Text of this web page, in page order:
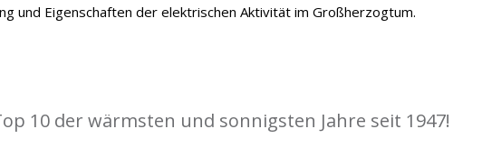
und Eigenschaften der elektrischen Aktivität im Großherzogtum.
10 der wärmsten und sonnigsten Jahre seit 1947!